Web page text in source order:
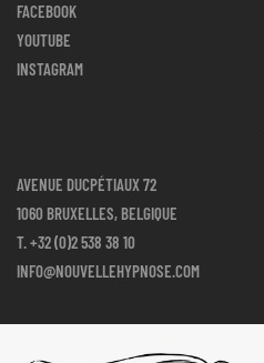
FACEBOOK
YOUTUBE
INSTAGRAM
AVENUE DUCPÉTIAUX 72
1060 BRUXELLES, BELGIQUE
T.+32 (0)2 538 38 10
INFO@NOUVELLEHYPNOSE.COM